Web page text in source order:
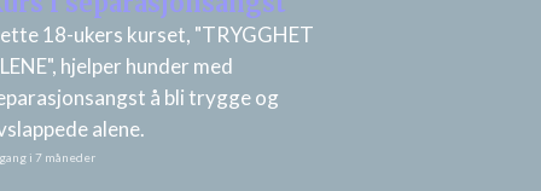
18-ukers kurset, "TRYGGHET
hjelper hunder med
å bli trygge og
alene.
i 7 måneder